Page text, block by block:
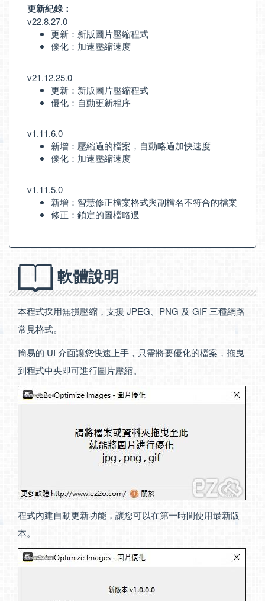
更新紀錄：
v22.8.27.0
更新：新版圖片壓縮程式
優化：加速壓縮速度
v21.12.25.0
更新：新版圖片壓縮程式
優化：自動更新程序
v1.11.6.0
新增：壓縮過的檔案，自動略過加快速度
優化：加速壓縮速度
v1.11.5.0
新增：智慧修正檔案格式與副檔名不符合的檔案
修正：鎖定的圖檔略過
軟體說明
本程式採用無損壓縮，支援 JPEG、PNG 及 GIF 三種網路
常見格式。
簡易的 UI 介面讓您快速上手，只需將要優化的檔案，拖曳
到程式中央即可進行圖片壓縮。
程式內建自動更新功能，讓您可以在第一時間使用最新版
本。